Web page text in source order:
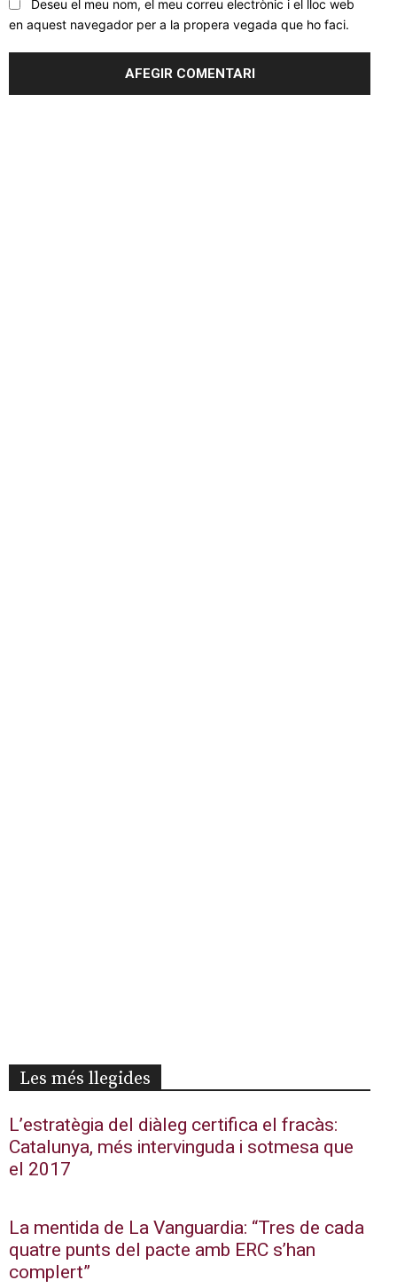
Deseu el meu nom, el meu correu electrònic i el lloc web
en aquest navegador per a la propera vegada que ho faci.
Les més llegides
L’estratègia del diàleg certifica el fracàs:
Catalunya, més intervinguda i sotmesa que
el 2017
La mentida de La Vanguardia: “Tres de cada
quatre punts del pacte amb ERC s’han
complert”